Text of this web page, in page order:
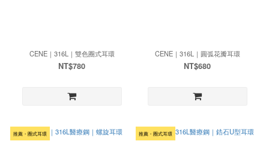
CENE｜316L｜雙色圈式耳環
NT$780
CENE｜316L｜圓弧花瓣耳環
NT$680
推薦・圈式耳環 推薦・圈式耳環